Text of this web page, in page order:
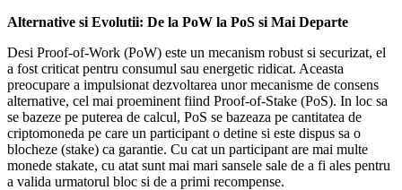
Alternative si Evolutii: De la PoW la PoS si Mai Departe
Desi Proof-of-Work (PoW) este un mecanism robust si securizat, el
a fost criticat pentru consumul sau energetic ridicat. Aceasta
preocupare a impulsionat dezvoltarea unor mecanisme de consens
alternative, cel mai proeminent fiind Proof-of-Stake (PoS). In loc sa
se bazeze pe puterea de calcul, PoS se bazeaza pe cantitatea de
criptomoneda pe care un participant o detine si este dispus sa o
blocheze (stake) ca garantie. Cu cat un participant are mai multe
monede stakate, cu atat sunt mai mari sansele sale de a fi ales pentru
a valida urmatorul bloc si de a primi recompense.